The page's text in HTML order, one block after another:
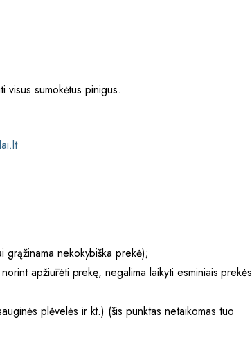
visus sumokėtus pinigus.
nekokybiška prekė);
apžiūrėti prekę, negalima laikyti esminiais prekės
plėvelės ir kt.) (šis punktas netaikomas tuo